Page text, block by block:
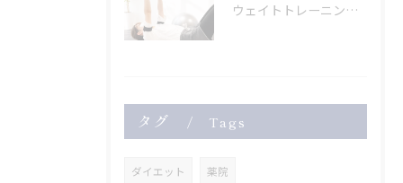
ウェイトトレーニングも
タグ Tags
ダイエット 薬院